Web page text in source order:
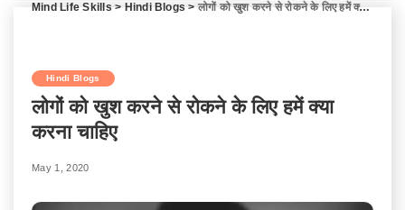
Mind Life Skills > Hindi Blogs >लोगों को खुश करने से रोकने के लिए हमें क्या करना चाहिए
Hindi Blogs
लोगों को खुश करने से रोकने के लिए हमें क्या
करना चाहिए
May 1, 2020